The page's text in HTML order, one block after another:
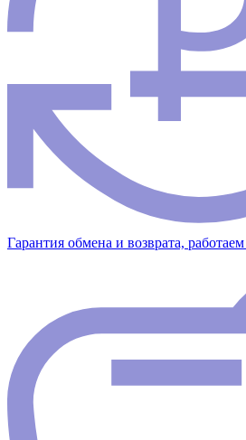
Гарантия обмена и возврата,